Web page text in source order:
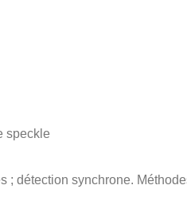
speckle
; détection synchrone.